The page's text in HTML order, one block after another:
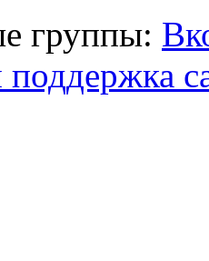
группы:
поддержка